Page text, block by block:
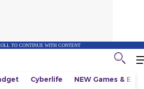
TO CONTINUE WITH CONTENT
Cyberlife NEW Games &